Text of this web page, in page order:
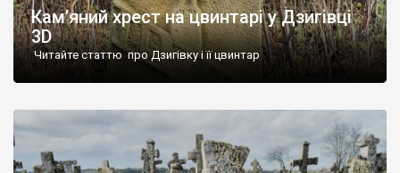
Кам’яний хрест на цвинтарі у Дзигівці
3D
Читайте статтю про Дзигівку і її цвинтар